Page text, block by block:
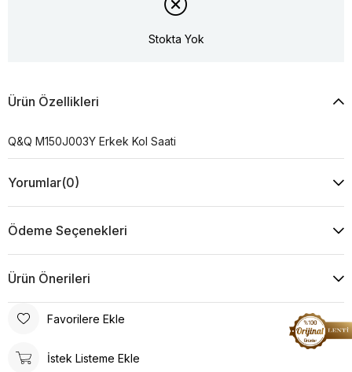
Stokta Yok
Ürün Özellikleri
Q&Q M150J003Y Erkek Kol Saati
Yorumlar(0)
Ödeme Seçenekleri
Ürün Önerileri
Favorilere Ekle
İstek Listeme Ekle